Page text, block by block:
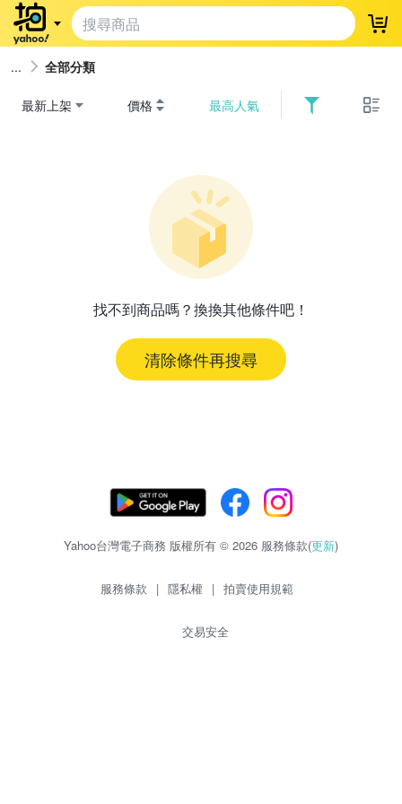
登
全部分類
最新上架 價格 最高人氣
找不到商品嗎？換換其他條件吧！
清除條件再搜尋
Yahoo台灣電子商務 版權所有 © 2026 服務條款(更新)
服務條款 | 隱私權 | 拍賣使用規範
交易安全